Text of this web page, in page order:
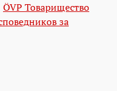
ÖVP Товарищество
за